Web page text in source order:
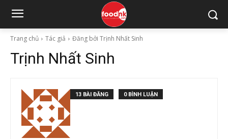
Trang chủ Tác giả Đăng bởi Trịnh Nhất Sinh
Trịnh Nhất Sinh
13 BÀI ĐĂNG 0 BÌNH LUẬN